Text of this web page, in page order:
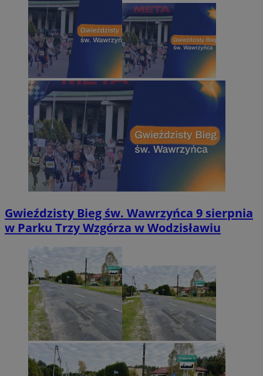
Gwieździsty Bieg św. Wawrzyńca 9 sierpnia
w Parku Trzy Wzgórza w Wodzisławiu